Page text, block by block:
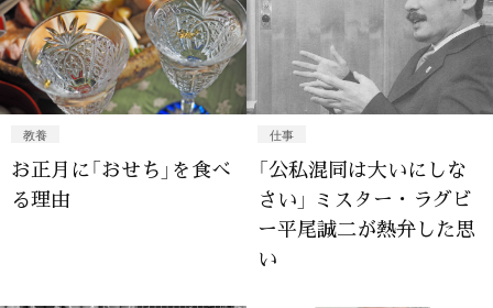
教養
お正月に「おせち」を食べ
る理由
仕事
「公私混同は大いにしな
さい」 ミスター・ラグビ
ー平尾誠二が熱弁した思
い